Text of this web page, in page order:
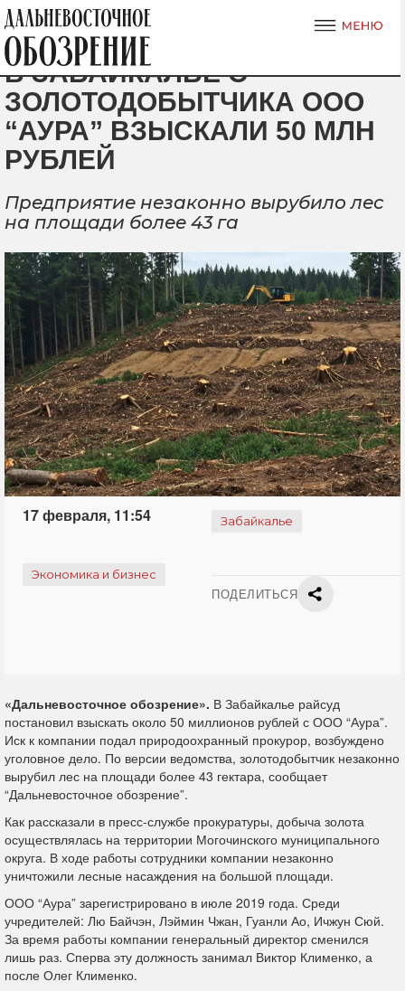
В ЗАБАЙКАЛЬЕ С
ЗОЛОТОДОБЫТЧИКА ООО
“АУРА” ВЗЫСКАЛИ 50 МЛН
РУБЛЕЙ
Предприятие незаконно вырубило лес
на площади более 43 га
17 февраля, 11:54 Забайкалье
Экономика и бизнес
ПОДЕЛИТЬСЯ
«Дальневосточное обозрение». В Забайкалье райсуд
постановил взыскать около 50 миллионов рублей с ООО “Аура”.
Иск к компании подал природоохранный прокурор, возбуждено
уголовное дело. По версии ведомства, золотодобытчик незаконно
вырубил лес на площади более 43 гектара, сообщает
“Дальневосточное обозрение”.
Как рассказали в пресс-службе прокуратуры, добыча золота
осуществлялась на территории Могочинского муниципального
округа. В ходе работы сотрудники компании незаконно
уничтожили лесные насаждения на большой площади.
ООО “Аура” зарегистрировано в июле 2019 года. Среди
учредителей: Лю Байчэн, Лэймин Чжан, Гуанли Ао, Ичжун Сюй.
За время работы компании генеральный директор сменился
лишь раз. Сперва эту должность занимал Виктор Клименко, а
после Олег Клименко.